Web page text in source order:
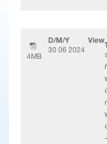
4MB
D/M/Y
30 06 2024
View